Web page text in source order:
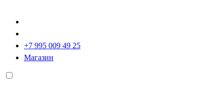
+7 995 009 49 25
Магазин